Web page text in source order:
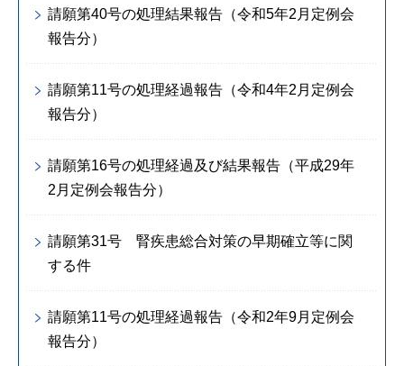
請願第40号の処理結果報告（令和5年2月定例会
報告分）
請願第11号の処理経過報告（令和4年2月定例会
報告分）
請願第16号の処理経過及び結果報告（平成29年
2月定例会報告分）
請願第31号 腎疾患総合対策の早期確立等に関
する件
請願第11号の処理経過報告（令和2年9月定例会
報告分）